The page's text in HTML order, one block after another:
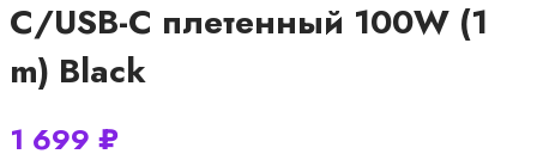
C/USB-C плетенный 100W (1
m) Black
1 699 ₽